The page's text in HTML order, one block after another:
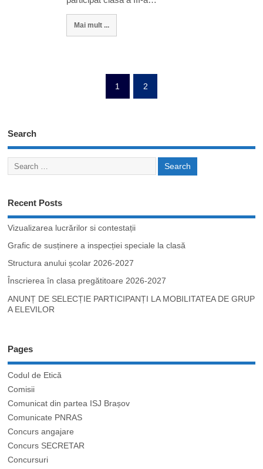
Mai mult ...
1 2
Search
Recent Posts
Vizualizarea lucrărilor si contestații
Grafic de susținere a inspecției speciale la clasă
Structura anului școlar 2026-2027
Înscrierea în clasa pregătitoare 2026-2027
ANUNȚ DE SELECȚIE PARTICIPANȚI LA MOBILITATEA DE GRUP
A ELEVILOR
Pages
Codul de Etică
Comisii
Comunicat din partea ISJ Brașov
Comunicate PNRAS
Concurs angajare
Concurs SECRETAR
Concursuri